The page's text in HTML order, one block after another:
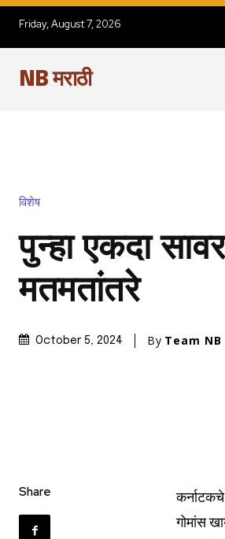
Friday, August 7, 2026
NB मराठी
विशेष
पुन्हा एकदा
मतमतांतरे
October 5, 2024 By Team
Share
गोमांस